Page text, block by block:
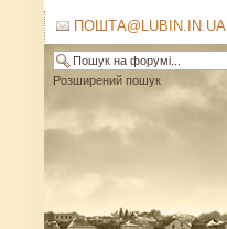
ПОШТА@LUBIN.IN.UA
Розширений пошук